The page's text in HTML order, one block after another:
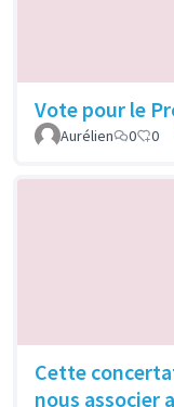
Vote pour le
Aurélien 0 0
Cette
nous associer